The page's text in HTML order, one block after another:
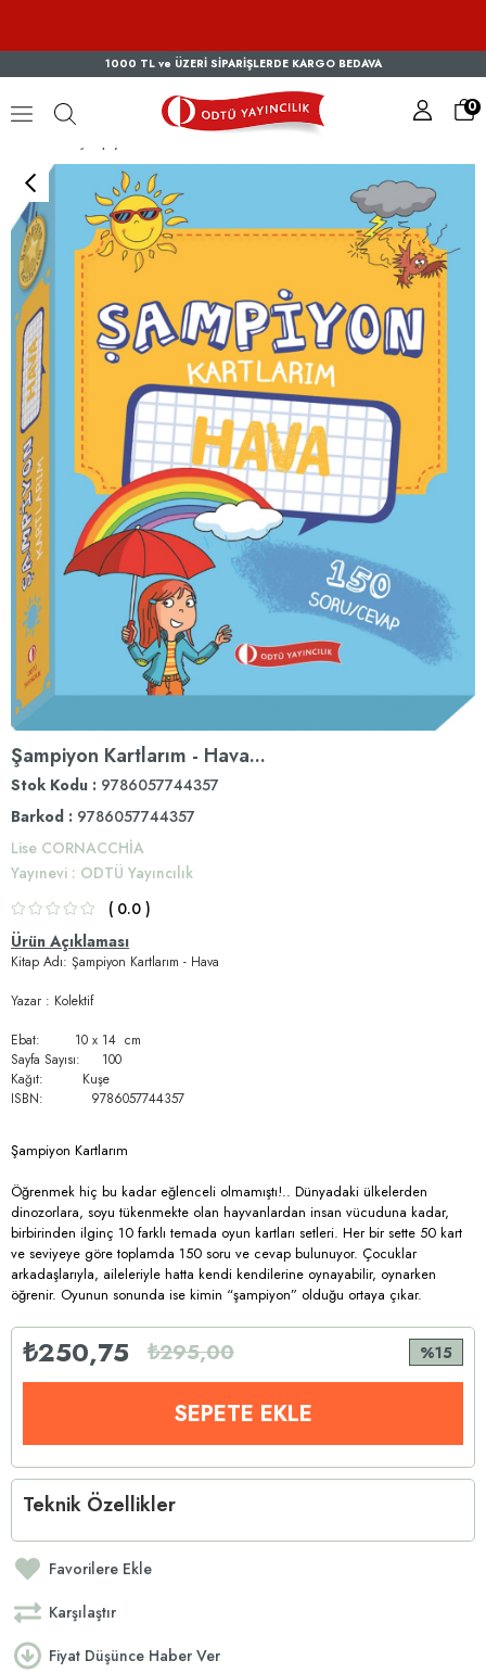
1000 TL ve ÜZERİ SİPARİŞLERDE KARGO BEDAVA
0
Şampiyon Kartlarım - Hava...
Stok Kodu
9786057744357
Barkod : 9786057744357
Lise CORNACCHİA
Yayınevi : ODTÜ Yayıncılık
0.0
Ürün Açıklaması
Kitap Adı: Şampiyon Kartlarım - Hava
Yazar : Kolektif
Ebat: 10 x 14 cm
Sayfa Sayısı: 100
Kağıt: Kuşe
ISBN: 9786057744357
Şampiyon Kartlarım
Öğrenmek hiç bu kadar eğlenceli olmamıştı!.. Dünyadaki ülkelerden
dinozorlara, soyu tükenmekte olan hayvanlardan insan vücuduna kadar,
birbirinden ilginç 10 farklı temada oyun kartları setleri. Her bir sette 50 kart
ve seviyeye göre toplamda 150 soru ve cevap bulunuyor. Çocuklar
arkadaşlarıyla, aileleriyle hatta kendi kendilerine oynayabilir, oynarken
öğrenir. Oyunun sonunda ise kimin “şampiyon” olduğu ortaya çıkar.
₺295,00
₺250,75 15
Teknik Özellikler
Favorilere Ekle
Karşılaştır
Fiyat Düşünce Haber Ver